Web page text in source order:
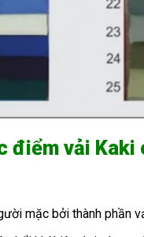
điểm vải Kaki
mặc bởi thành phần